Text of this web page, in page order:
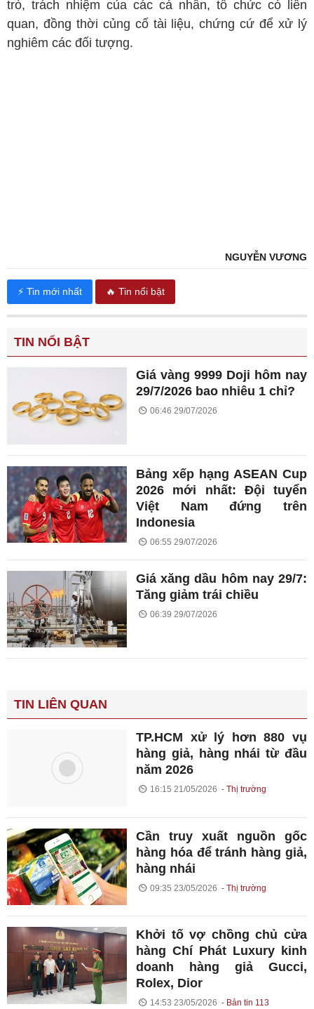
trò, trách nhiệm của các cá nhân, tổ chức có liên
quan, đồng thời củng cố tài liệu, chứng cứ để xử lý
nghiêm các đối tượng.
NGUYỄN VƯƠNG
⚡ Tin mới nhất 🔥 Tin nổi bật
TIN NỔI BẬT
Giá vàng 9999 Doji hôm nay
29/7/2026 bao nhiêu 1 chỉ?
06:46 29/07/2026
Bảng xếp hạng ASEAN Cup
2026 mới nhất: Đội tuyển
Việt Nam đứng trên
Indonesia
06:55 29/07/2026
Giá xăng dầu hôm nay 29/7:
Tăng giảm trái chiều
06:39 29/07/2026
TIN LIÊN QUAN
TP.HCM xử lý hơn 880 vụ
hàng giả, hàng nhái từ đầu
năm 2026
16:15 21/05/2026 Thị trường
Cần truy xuất nguồn gốc
hàng hóa để tránh hàng giả,
hàng nhái
09:35 23/05/2026 Thị trường
Khởi tố vợ chồng chủ cửa
hàng Chí Phát Luxury kinh
doanh hàng giả Gucci,
Rolex, Dior
14:53 23/05/2026 Bản tin 113